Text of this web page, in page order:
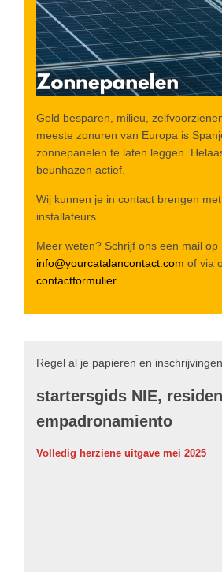
Geld besparen, milieu,
meeste zonuren van Europa is
zonnepanelen te laten leggen.
beunhazen actief.
Wij kunnen je in contact brengen
installateurs.
Meer weten? Schrijf ons een mail op
info@yourcatalancontact.com of via
contactformulier.
Regel al je papieren en
startersgids NIE,
empadronamiento
Volledig herziene uitgave mei 2025